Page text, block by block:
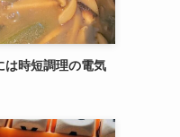
は時短調理の電気